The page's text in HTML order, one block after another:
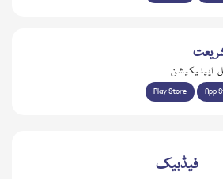
ایپلیکیشن
Play Store App
فیڈبیک